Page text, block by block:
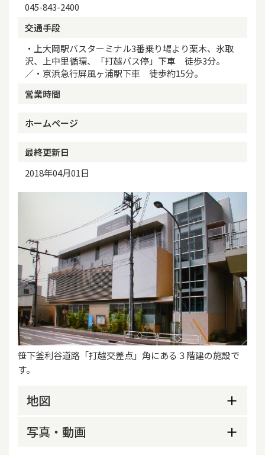
045-843-2400
交通手段
・上大岡駅バスターミナル3番乗り場より栗木、氷取
沢、上中里循環、「打越バス停」下車 徒歩3分。
／・京浜急行屏風ヶ浦駅下車 徒歩約15分。
営業時間
ホームページ
最終更新日
2018年04月01日
笹下釜利谷道路「打越交差点」角にある３階建の施設で
す。
地図
写真・動画